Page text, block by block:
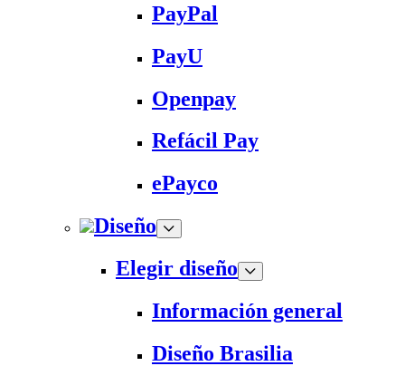
PayPal
PayU
Openpay
Refácil Pay
ePayco
Diseño
Elegir diseño
Información general
Diseño Brasilia